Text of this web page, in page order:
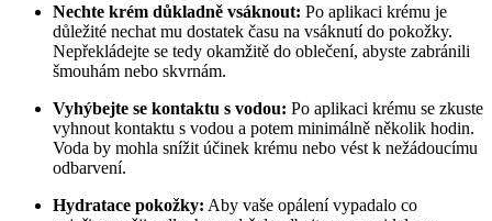
Nechte krém důkladně vsáknout: Po aplikaci krému je
důležité nechat mu dostatek času na vsáknutí do pokožky.
Nepřekládejte se tedy okamžitě do oblečení, abyste zabránili
šmouhám nebo skvrnám.
Vyhýbejte se kontaktu s vodou: Po aplikaci krému se zkuste
vyhnout kontaktu s vodou a potem minimálně několik hodin.
Voda by mohla snížit účinek krému nebo vést k nežádoucímu
odbarvení.
Hydratace pokožky: Aby vaše opálení vypadalo co